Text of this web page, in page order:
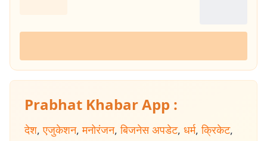
Prabhat Khabar App :
देश, एजुकेशन, मनोरंजन, बिजनेस अपडेट, धर्म, क्रिकेट,